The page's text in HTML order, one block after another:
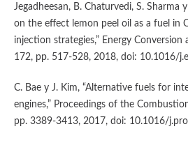
Jegadheesan, B. Chaturvedi, S. Sharma
on the effect lemon peel oil as a fuel in
injection strategies,” Energy Conversion
172, pp. 517-528, 2018, doi: 10.1016/
C. Bae y J. Kim, “Alternative fuels for
engines,” Proceedings of the
pp. 3389-3413, 2017, doi: 10.1016/